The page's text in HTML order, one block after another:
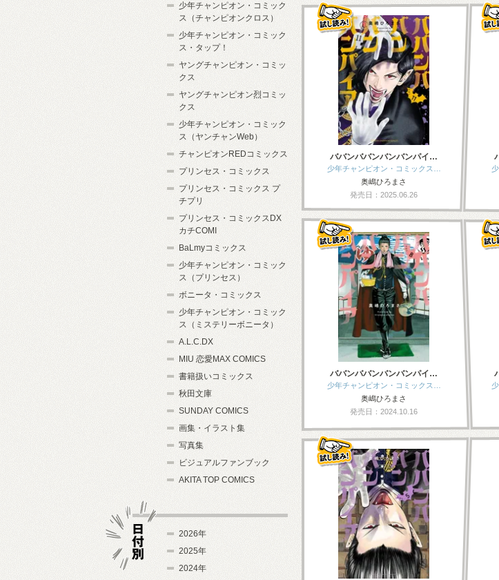
ババンババンバンバンパイ…
少年チャンピオン・コミックス…
奥嶋ひろまさ
発売日：2025.06.26
ババンババンバンバンパイ…
少年チャンピオン・コミックス…
奥嶋ひろまさ
発売日：2024.10.16
少年チャンピオン・コミック
ス（チャンピオンクロス）
少年チャンピオン・コミック
ス・タップ！
ヤングチャンピオン・コミッ
クス
ヤングチャンピオン烈コミッ
クス
少年チャンピオン・コミック
ス（ヤンチャンWeb）
チャンピオンREDコミックス
プリンセス・コミックス
プリンセス・コミックス プ
チプリ
プリンセス・コミックスDX
カチCOMI
BaLmyコミックス
少年チャンピオン・コミック
ス（プリンセス）
ボニータ・コミックス
少年チャンピオン・コミック
ス（ミステリーボニータ）
A.L.C.DX
MIU 恋愛MAX COMICS
書籍扱いコミックス
秋田文庫
SUNDAY COMICS
画集・イラスト集
写真集
ビジュアルファンブック
AKITA TOP COMICS
2026年
2025年
2024年